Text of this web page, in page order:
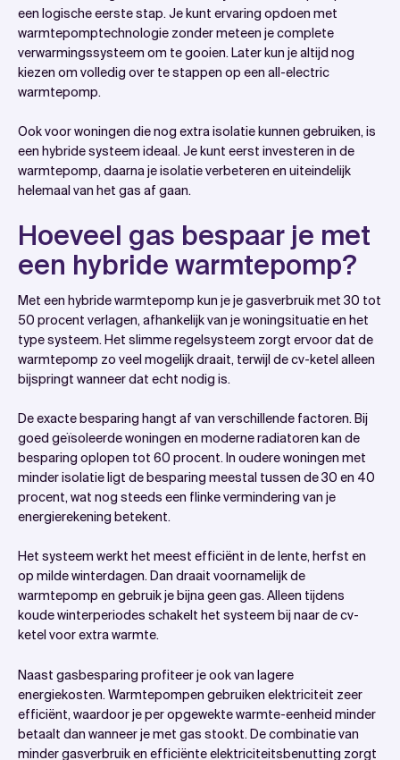
een logische eerste stap. Je kunt ervaring opdoen met
warmtepomptechnologie zonder meteen je complete
verwarmingssysteem om te gooien. Later kun je altijd nog
kiezen om volledig over te stappen op een all-electric
warmtepomp.
Ook voor woningen die nog extra isolatie kunnen gebruiken, is
een hybride systeem ideaal. Je kunt eerst investeren in de
warmtepomp, daarna je isolatie verbeteren en uiteindelijk
helemaal van het gas af gaan.
Hoeveel gas bespaar je met
een hybride warmtepomp?
Met een hybride warmtepomp kun je je gasverbruik met 30 tot
50 procent verlagen, afhankelijk van je woningsituatie en het
type systeem. Het slimme regelsysteem zorgt ervoor dat de
warmtepomp zo veel mogelijk draait, terwijl de cv-ketel alleen
bijspringt wanneer dat echt nodig is.
De exacte besparing hangt af van verschillende factoren. Bij
goed geïsoleerde woningen en moderne radiatoren kan de
besparing oplopen tot 60 procent. In oudere woningen met
minder isolatie ligt de besparing meestal tussen de 30 en 40
procent, wat nog steeds een flinke vermindering van je
energierekening betekent.
Het systeem werkt het meest efficiënt in de lente, herfst en
op milde winterdagen. Dan draait voornamelijk de
warmtepomp en gebruik je bijna geen gas. Alleen tijdens
koude winterperiodes schakelt het systeem bij naar de cv-
ketel voor extra warmte.
Naast gasbesparing profiteer je ook van lagere
energiekosten. Warmtepompen gebruiken elektriciteit zeer
efficiënt, waardoor je per opgewekte warmte-eenheid minder
betaalt dan wanneer je met gas stookt. De combinatie van
minder gasverbruik en efficiënte elektriciteitsbenutting zorgt